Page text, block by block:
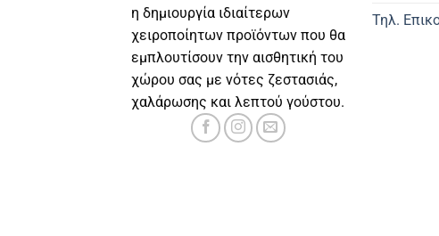
η δημιουργία ιδιαίτερων
χειροποίητων προϊόντων που θα
εμπλουτίσουν την αισθητική του
χώρου σας με νότες ζεστασιάς,
χαλάρωσης και λεπτού γούστου.
Τηλ.